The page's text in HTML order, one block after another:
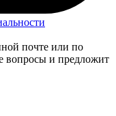
почте или по
вопросы и предложит